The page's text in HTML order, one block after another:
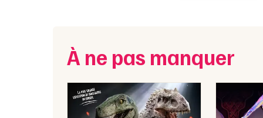
À ne pas manquer